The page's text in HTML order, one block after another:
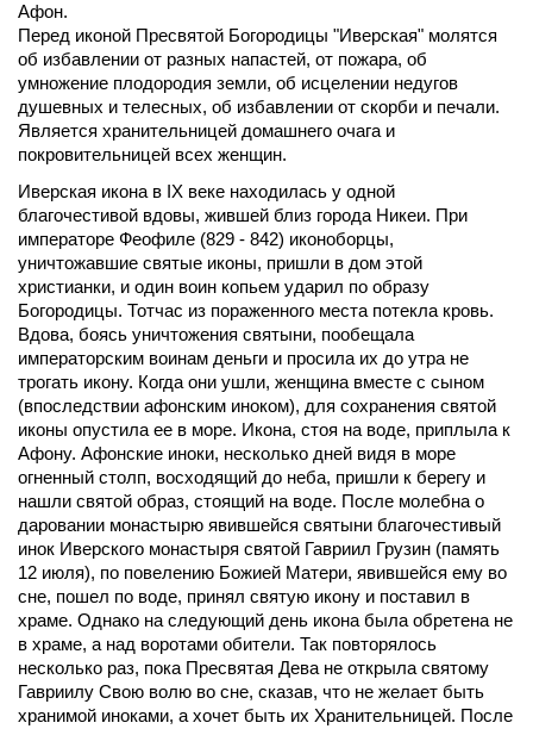
Афон.
Перед иконой Пресвятой Богородицы "Иверская" молятся
об избавлении от разных напастей, от пожара, об
умножение плодородия земли, об исцелении недугов
душевных и телесных, об избавлении от скорби и печали.
Является хранительницей домашнего очага и
покровительницей всех женщин.
Иверская икона в IX веке находилась у одной
благочестивой вдовы, жившей близ города Никеи. При
императоре Феофиле (829 - 842) иконоборцы,
уничтожавшие святые иконы, пришли в дом этой
христианки, и один воин копьем ударил по образу
Богородицы. Тотчас из пораженного места потекла кровь.
Вдова, боясь уничтожения святыни, пообещала
императорским воинам деньги и просила их до утра не
трогать икону. Когда они ушли, женщина вместе с сыном
(впоследствии афонским иноком), для сохранения святой
иконы опустила ее в море. Икона, стоя на воде, приплыла к
Афону. Афонские иноки, несколько дней видя в море
огненный столп, восходящий до неба, пришли к берегу и
нашли святой образ, стоящий на воде. После молебна о
даровании монастырю явившейся святыни благочестивый
инок Иверского монастыря святой Гавриил Грузин (память
12 июля), по повелению Божией Матери, явившейся ему во
сне, пошел по воде, принял святую икону и поставил в
храме. Однако на следующий день икона была обретена не
в храме, а над воротами обители. Так повторялось
несколько раз, пока Пресвятая Дева не открыла святому
Гавриилу Свою волю во сне, сказав, что не желает быть
хранимой иноками, а хочет быть их Хранительницей. После